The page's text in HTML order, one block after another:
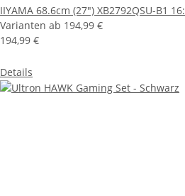
IIYAMA 68.6cm (27") XB2792QSU-B1
Varianten ab 194,99 €
194,99 €
Details